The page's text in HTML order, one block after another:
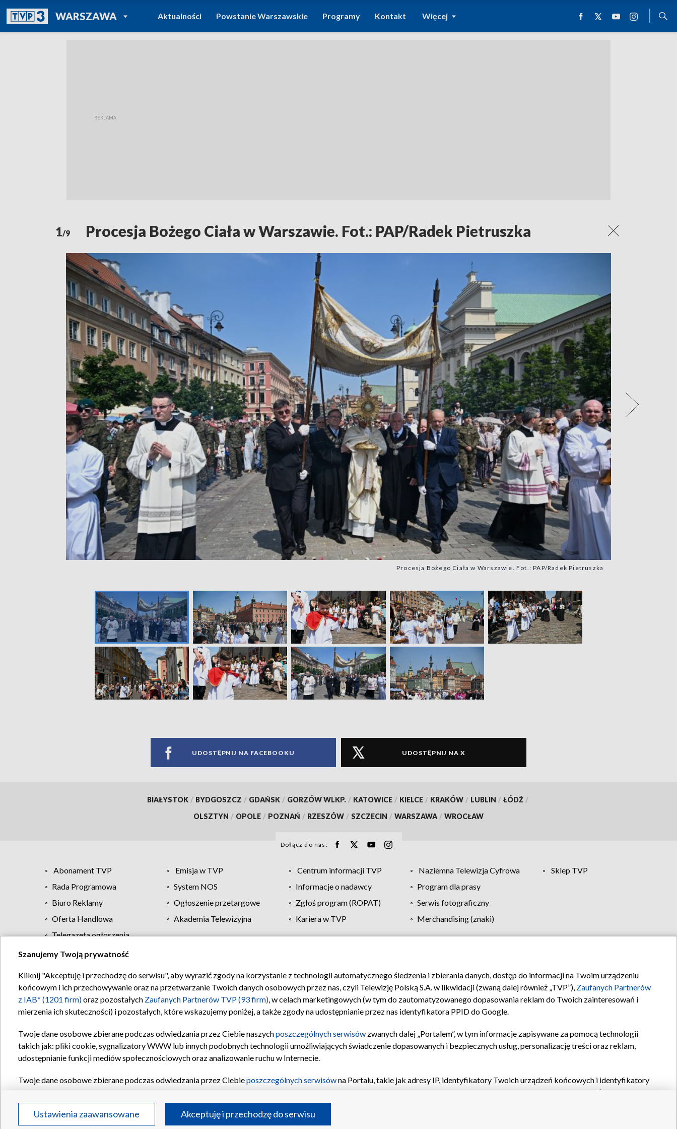
WARSZAWAPOWRÓT DO
TVP REGIONY
Aktualności Powstanie Warszawskie Programy Kontakt Więcej
1/9 Procesja Bożego Ciała w Warszawie. Fot.: PAP/Radek Pietruszka
Procesja Bożego Ciała w Warszawie. Fot.: PAP/Radek Pietruszka
UDOSTĘPNIJ NA FACEBOOKU UDOSTĘPNIJ NA X
BIAŁYSTOK / BYDGOSZCZ / GDAŃSK / GORZÓW WLKP. / KATOWICE / KIELCE / KRAKÓW / LUBLIN / ŁÓDŹ /
OLSZTYN / OPOLE / POZNAŃ / RZESZÓW / SZCZECIN / WARSZAWA / WROCŁAW
Dołącz do nas:
Abonament TVP Emisja w TVP Centrum informacji TVP Naziemna Telewizja Cyfrowa
Sklep TVP
Rada Programowa
System NOS Informacje o nadawcy
Program dla prasy
Biuro Reklamy
Ogłoszenie przetargowe Zgłoś program (ROPAT)
Serwis fotograficzny
Oferta Handlowa
Akademia Telewizyjna Kariera w TVP
Merchandising (znaki)
Telegazeta ogłoszenia
Regulamin TVP Polityka prywatności Moje zgody Pomoc Biuro reklamy Kontakt
Szanujemy Twoją prywatność
Kliknij "Akceptuję i przechodzę do serwisu", aby wyrazić zgody na korzystanie z technologii automatycznego śledzenia i zbierania danych, dostęp do informacji na Twoim urządzeniu
końcowym i ich przechowywanie oraz na przetwarzanie Twoich danych osobowych przez nas, czyli Telewizję Polską S.A. w likwidacji (zwaną dalej również „TVP”), Zaufanych Partnerów
z IAB* (1201 firm)oraz pozostałych Zaufanych Partnerów TVP (93 firm), w celach marketingowych (w tym do zautomatyzowanego dopasowania reklam do Twoich zainteresowań i
mierzenia ich skuteczności) i pozostałych, które wskazujemy poniżej, a także zgody na udostępnianie przez nas identyfikatora PPID do Google.
Twoje dane osobowe zbierane podczas odwiedzania przez Ciebie naszychposzczególnych serwisów zwanych dalej „Portalem”, w tym informacje zapisywane za pomocą technologii
takich jak: pliki cookie, sygnalizatory WWW lub innych podobnych technologii umożliwiających świadczenie dopasowanych i bezpiecznych usług, personalizację treści oraz reklam,
udostępnianie funkcji mediów społecznościowych oraz analizowanie ruchu w Internecie.
Twoje dane osobowe zbierane podczas odwiedzania przez Ciebieposzczególnych serwisówna Portalu, takie jak adresy IP, identyfikatory Twoich urządzeń końcowych i identyfikatory
oraz pozostałych
Partnerów TVPdla realizacji następujących celów i funkcji: przechowywania informacji na urządzeniu lub dostęp do nich, wyboru podstawowych reklam, wyboru spersonalizowanych
reklam, tworzenia profilu spersonalizowanych reklam, tworzenia profilu spersonalizowanych treści, wyboru spersonalizowanych treści, pomiaru wydajności reklam, pomiaru wydajności
Ustawienia zaawansowane Akceptuję i przechodzę do serwisu